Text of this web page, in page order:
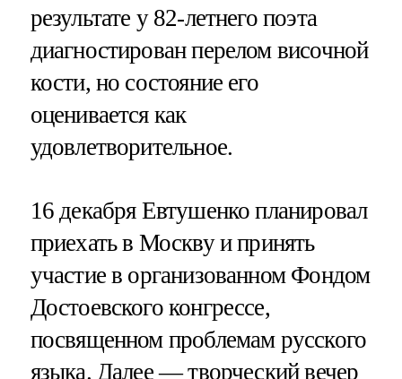
результате у 82-летнего поэта
диагностирован перелом височной
кости, но состояние его
оценивается как
удовлетворительное.
16 декабря Евтушенко планировал
приехать в Москву и принять
участие в организованном Фондом
Достоевского конгрессе,
посвященном проблемам русского
языка. Далее — творческий вечер